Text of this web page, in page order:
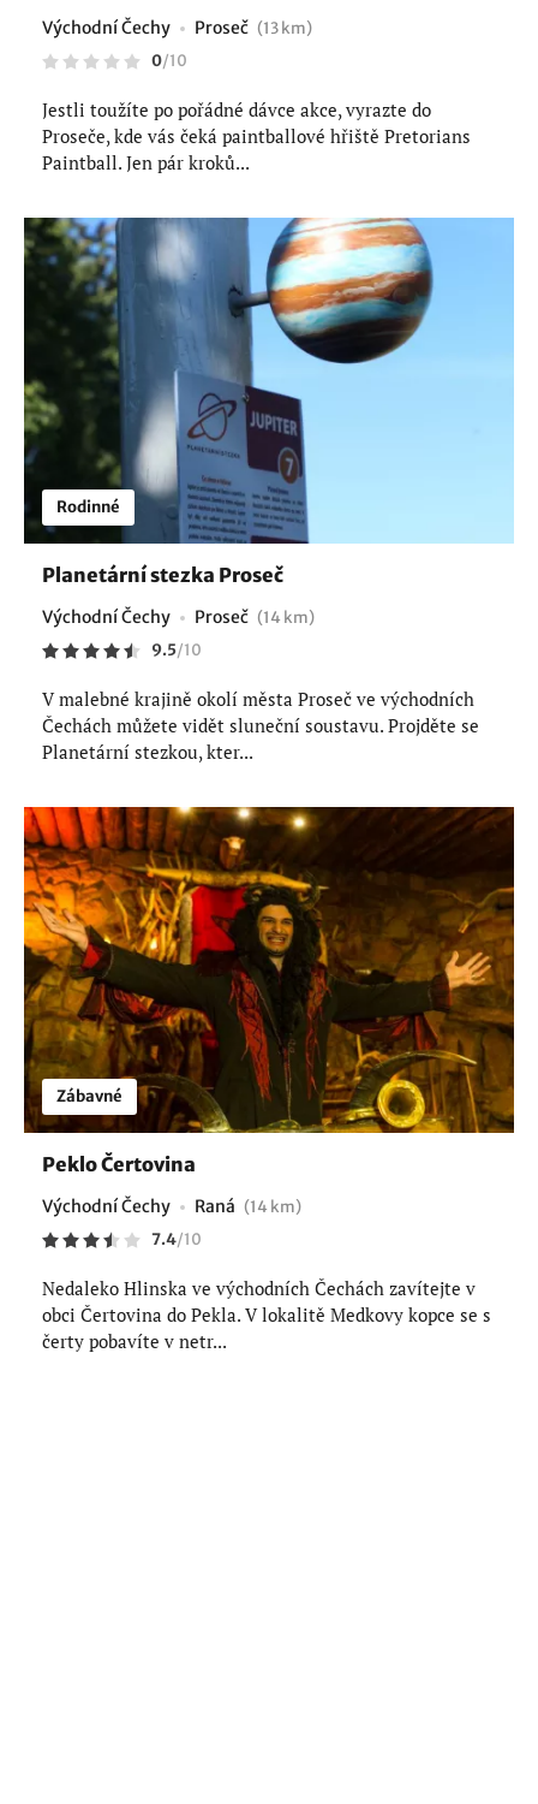
Východní Čechy Proseč (13 km)
0/10
Jestli toužíte po pořádné dávce akce, vyrazte do
Proseče, kde vás čeká paintballové hřiště Pretorians
Paintball. Jen pár kroků...
Rodinné
Planetární stezka Proseč
Východní Čechy Proseč (14 km)
9.5/10
V malebné krajině okolí města Proseč ve východních
Čechách můžete vidět sluneční soustavu. Projděte se
Planetární stezkou, kter...
Zábavné
Peklo Čertovina
Východní Čechy Raná (14 km)
7.4/10
Nedaleko Hlinska ve východních Čechách zavítejte v
obci Čertovina do Pekla. V lokalitě Medkovy kopce se s
čerty pobavíte v netr...